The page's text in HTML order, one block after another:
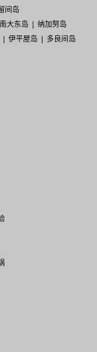
间岛
南大东岛
纳加努岛
伊平屋岛
多良间岛